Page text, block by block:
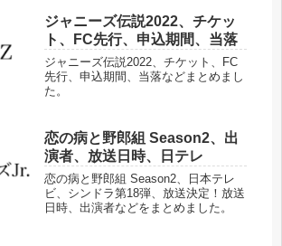
ジャニーズ伝説2022、チケッ
ト、FC先行、申込期間、当落
ジャニーズ伝説2022、チケット、FC
先行、申込期間、当落などまとめまし
た。
恋の病と野郎組 Season2、出
演者、放送日時、日テレ
恋の病と野郎組 Season2、日本テレ
ビ、シンドラ第18弾、放送決定！放送
日時、出演者などをまとめました。